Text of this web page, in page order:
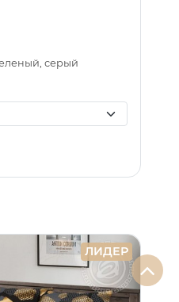
серый
ЛИДЕР